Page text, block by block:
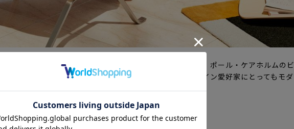
デザインクラシックです。アイコニックなこのチェアは、ポール・ケアホルムのビ
ズへの探求心をよく表しています。PK22 は、今日のデザイン愛好家にとってもモダ
います。